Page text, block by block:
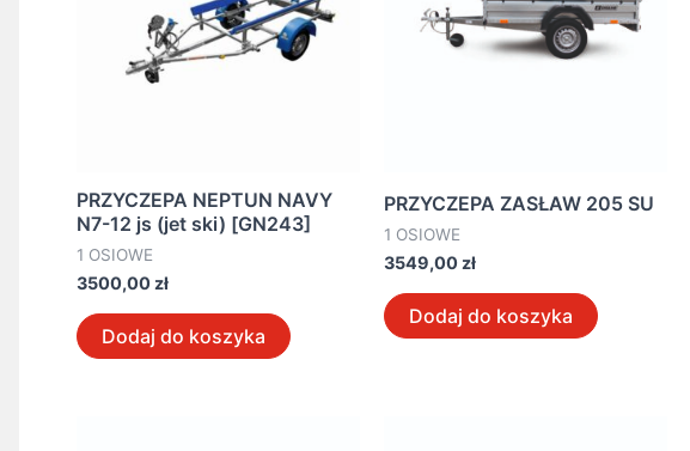
PRZYCZEPA NEPTUN NAVY
N7-12 js (jet ski) [GN243]
1 OSIOWE
3500,00 zł
Dodaj do koszyka
PRZYCZEPA ZASŁAW 205 SU
1 OSIOWE
3549,00 zł
Dodaj do koszyka